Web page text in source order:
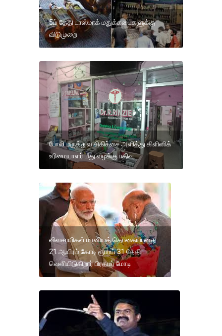
5ம் தேதி டாஸ்மாக் மதுக்கடைகளுக்கு
விடுமுறை
போலி மருத்துவ சிகிச்சை அளித்து கிளினிக்
உரிமையாளர் மீது வழக்கு பதிவு
விவசாயிகள் மானியத் தொகையானது
21 ஆயிரம் கோடி ரூபாய் 31 தேதி
வெளியிடுகிறார் பிரதமர் மோடி